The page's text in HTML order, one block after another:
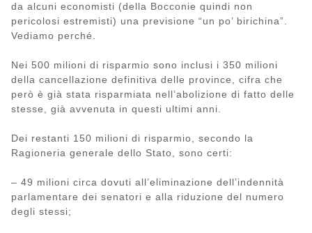
da alcuni economisti (della Bocconie quindi non
pericolosi estremisti) una previsione “un po’ birichina”.
Vediamo perché.
Nei 500 milioni di risparmio sono inclusi i 350 milioni
della cancellazione definitiva delle province, cifra che
però è già stata risparmiata nell’abolizione di fatto delle
stesse, già avvenuta in questi ultimi anni.
Dei restanti 150 milioni di risparmio, secondo la
Ragioneria generale dello Stato, sono certi:
– 49 milioni circa dovuti all’eliminazione dell’indennità
parlamentare dei senatori e alla riduzione del numero
degli stessi;